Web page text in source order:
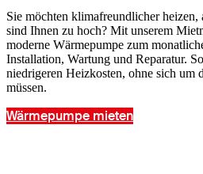
Sie möchten klimafreundlicher heizen,
sind Ihnen zu hoch? Mit unserem
moderne Wärmepumpe zum
Installation, Wartung und Reparatur.
niedrigeren Heizkosten, ohne sich um
müssen.
Wärmepumpe mieten